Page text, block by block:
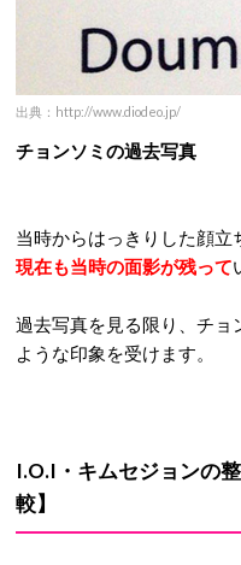
出典：http://www.diodeo.jp/
チョンソミの過去写真
当時からはっきりした顔立
現在も当時の面影が残って
過去写真を見る限り、チョ
ような印象を受けます。
I.O.I・キムセジョンの
較】